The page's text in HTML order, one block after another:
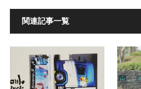
関連記事一覧